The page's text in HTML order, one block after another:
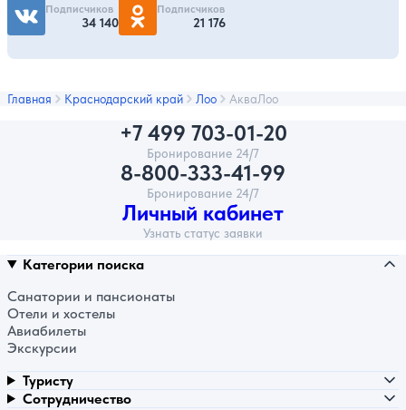
Подписчиков
34 140
Подписчиков
21 176
Главная Краснодарский край Лоо АкваЛоо
+7 499 703-01-20
Бронирование 24/7
8-800-333-41-99
Бронирование 24/7
Личный кабинет
Узнать статус заявки
Категории поиска
Санатории и пансионаты
Отели и хостелы
Авиабилеты
Экскурсии
Туристу
Сотрудничество